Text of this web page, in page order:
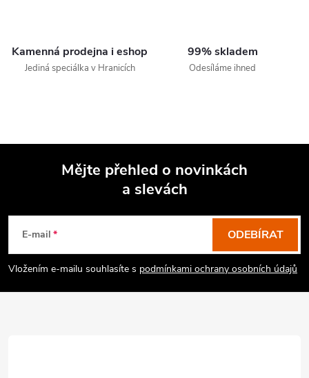
Kamenná prodejna i eshop
Jediná speciálka v Hranicích
99% skladem
Odesíláme ihned
Mějte přehled o novinkách
a slevách
E-mail
Vložením e-mailu souhlasíte s podmínkami ochrany osobních údajů
ODEBÍRAT